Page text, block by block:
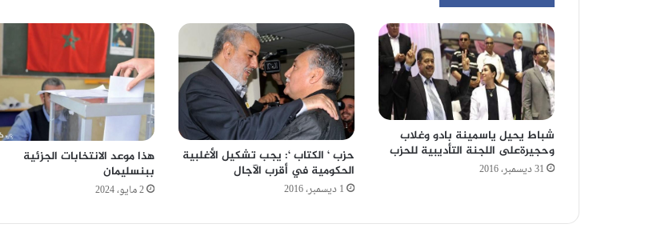
شباط يحيل ياسمينة بادو وغلاب
وحجيرةعلى اللجنة التأديبية للحزب
31 ديسمبر، 2016
حزب ‘ الكتاب ‘: يجب تشكيل الأغلبية
الحكومية في أقرب الآجال
1 ديسمبر، 2016
هذا موعد الانتخابات الجزئية
ببنسليمان
2 مايو، 2024